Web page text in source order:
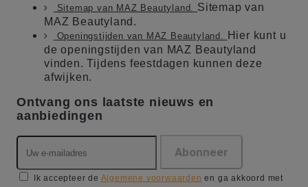
Sitemap van MAZ Beautyland. Sitemap van
MAZ Beautyland.
Openingstijden van MAZ Beautyland.
Hier kunt u
de openingstijden van MAZ Beautyland
vinden. Tijdens feestdagen kunnen deze
afwijken.
Ontvang ons laatste nieuws en
aanbiedingen
Ik accepteer de Algemene voorwaarden en ga akkoord met